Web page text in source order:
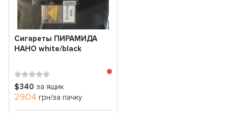
Сигареты ПИРАМИДА
НАНО white/black
$340 за ящик
29.04 грн/за пачку